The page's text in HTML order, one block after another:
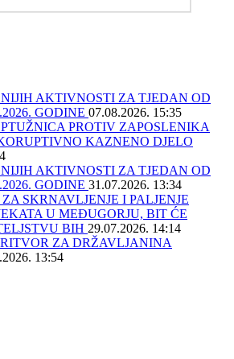
AKTIVNOSTI ZA TJEDAN OD
GODINE 07.08.2026. 15:35
PROTIV ZAPOSLENIKA
KAZNENO DJELO
AKTIVNOSTI ZA TJEDAN OD
GODINE 31.07.2026. 13:34
SKRNAVLJENJE I PALJENJE
U MEĐUGORJU, BIT ĆE
BIH 29.07.2026. 14:14
ZA DRŽAVLJANINA
13:54